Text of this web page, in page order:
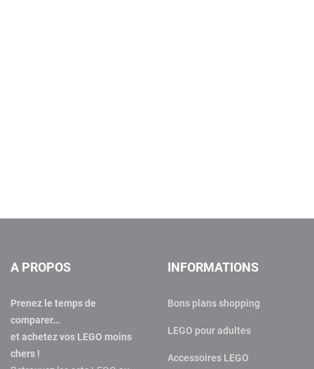
A PROPOS
Prenez le temps de
comparer…
et achetez vos LEGO moins
chers !
INFORMATIONS
Bons plans shopping
LEGO pour adultes
Accessoires LEGO